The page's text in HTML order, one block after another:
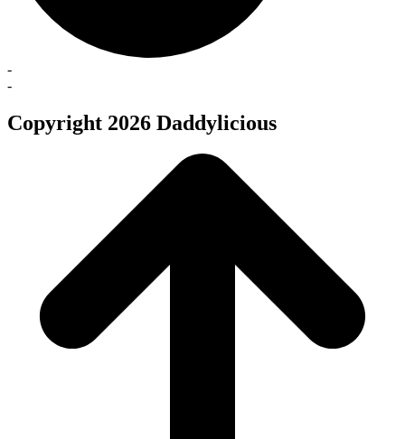
-
-
Copyright 2026 Daddylicious